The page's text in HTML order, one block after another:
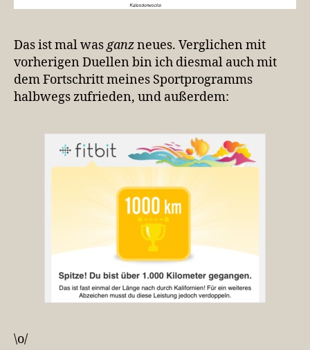
Das ist mal wasganzneues. Verglichen mit
vorherigen Duellen bin ich diesmal auch mit
dem Fortschritt meines Sportprogramms
halbwegs zufrieden, und außerdem:
\o/